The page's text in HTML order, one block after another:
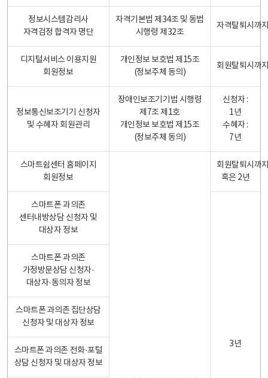
정보시스템감리사
자격검정 합격자 명단
자격기본법 제34조 및 동법
시행령 제32조
자격탈퇴시까
디지털서비스 이용지원
회원정보
개인정보 보호법 제15조
(정보주체 동의)
회원탈퇴시까
정보통신보조기기 신청자
및 수혜자 회원관리
장애인보조기기법 시행령
제7조 제1호
개인정보 보호법 제15조
(정보주체 동의)
신청자 :
1년
수혜자 :
7년
스마트쉼센터 홈페이지
회원정보
회원탈퇴시까
혹은 2년
스마트폰 과의존
센터내방상담 신청자 및
대상자 정보
3년
스마트폰 과의존
가정방문상담 신청자·
대상자·동의자 정보
스마트폰 과의존 집단상담
신청자 및 대상자 정보
스마트폰 과의존 전화·포털
상담 신청자 및 대상자 정보